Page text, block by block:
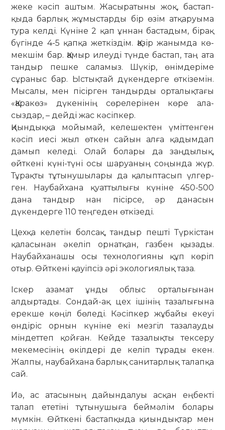
жеке кәсіп аштым. Жасыратыны жоқ, бас­тап­
қыда бар­лық жұмыстарды бір өзім ат­қа­руы­ма
тура келді. Күніне 2 қап ұннан бас­тадым, бірақ
бүгінде 4-5 қапқа жеткіздім. Қазір жанымда кө­
мекшім бар. Қамыр илеуді түнде бастап, таң ата
тандыр пешке сала­мыз. Шүкір, өнімдеріме
сұраныс бар. Ыстықтай дүкендерге өткіземін.
Мы­салы, мен пісірген тандырды орта­лықтағы
«Қаракөз» дүкенінің сөре­лерінен көре ала­­
сыздар, – дейді жас кәсіпкер.
Қиындыққа мойымай, келешек­тен үміттенген
кәсіп иесі жыл өткен сайын алға қадымдап
дамып келеді. Олай болары да заңдылық,
өйткені күні-түні осы шаруаның соңында жүр.
Тұрақты тұтынушылары да қалып­тасып үлгер­
ген. Наубайхана қуаттылығы күніне 450-500
дана тандыр нан пісірсе, әр данасын
дүкендерге 110 теңгеден өткізеді.
Цехқа келетін болсақ, тандыр пешті Түркістан
қаласынан әкеліп ор­­натқан, газбен қызады.
Наубай­ха­нашы осы технологияны құп көріп
отыр. Өйткені қауіпсіз әрі эко­ло­гия­лық таза.
Іскер азамат ұнды облыс орта­лығынан
алдыртады. Сондай-ақ цех ішінің тазалығына
ерекше көңіл бөледі. Кәсіпкер жұбайы екеуі
өндіріс орнын күніне екі мезгіл тазалауды
міндеттеп қойған. Кейде тазалықты тексеру
мекемесінің өкілдері де келіп тұрады екен.
Жалпы, наубайхана барлық санитарлық талапқа
сай.
Иә, ас атасының дайындалуы асқан еңбекті
талап ететіні тұты­нушыға беймәлім болары
мүмкін. Өйткені бастапқыда қиындықтар мен